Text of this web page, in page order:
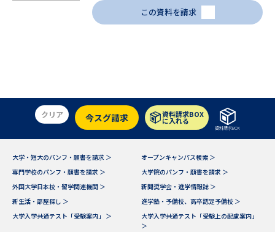
オープンキャンパスなどを調べる
受験準備 資料検索
志望校・出願校を調べる
併願校選び 受験スケジュールを立てよう
この資料を請求
クリア 今スグ請求 資料請求BOX
に入れる
資料請求BOX
大学・短大のパンフ・願書を請求 ＞
オープンキャンパス検索 ＞
専門学校のパンフ・願書を請求 ＞
大学院のパンフ・願書を請求 ＞
外国大学日本校・留学関連機関 ＞
新聞奨学会・進学情報誌 ＞
新生活・部屋探し ＞
進学塾・予備校、高卒認定予備校 ＞
大学入学共通テスト「受験案内」 ＞
大学入学共通テスト「受験上の配慮案内」
＞